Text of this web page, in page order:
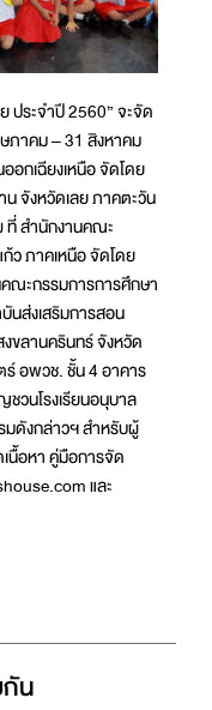
ประจำปี 2560” จะจัด
ภาคม – 31 สิงหาคม
อกเฉียงเหนือ จัดโดย
จังหวัดเลย ภาคตะวัน
ที่ สำนักงานคณะ
ว ภาคเหนือ จัดโดย
ณะกรรมการการศึกษา
นส่งเสริมการสอน
ขลานครินทร์ จังหวัด
ร์ อพวช. ชั้น 4 อาคาร
วนโรงเรียนอนุบาล
มดังกล่าวฯ สำหรับผู้
นื้อหา คู่มือการจัด
และ
น